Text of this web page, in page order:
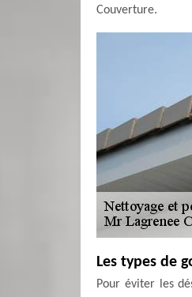
Couverture.
Les types de
Pour éviter les